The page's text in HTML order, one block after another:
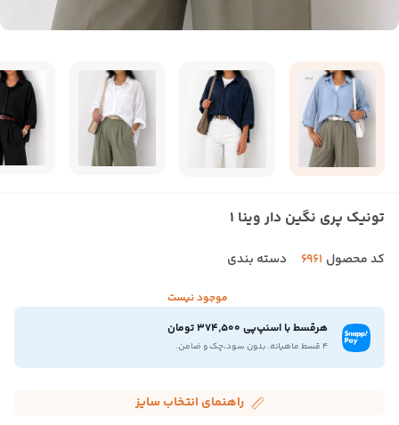
تونیک پری نگین دار وینا 1
کد محصول 6961 دسته بندی
موجود نیست
هرقسط با اسنپ‌پی 374,500 تومان
۴ قسط ماهیانه. بدون سود،چک و ضامن.
راهنمای انتخاب سایز